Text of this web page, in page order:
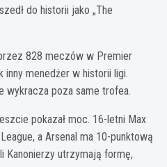
do historii jako „The
828 meczów w Premier
menedżer w historii ligi.
wykracza poza same trofea.
pokazał moc. 16-letni Max
a Arsenal ma 10-punktową
Kanonierzy utrzymają formę,